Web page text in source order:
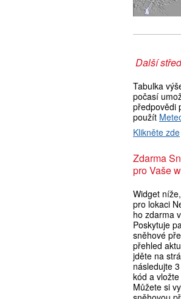
Další
Tabulka
počasí
předpovědi
použít
Klikněte zde
Zdarma
pro Vaše
Widget
pro lokaci
ho zdarma
Poskytuje
sněhové
přehled
jděte na
následujte
kód a
Můžete si